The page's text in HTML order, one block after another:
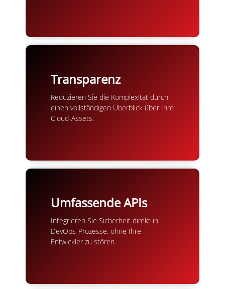
Transparenz
Reduzieren Sie die Komplexität durch
einen vollständigen Überblick über Ihre
Cloud-Assets.
Umfassende APIs
Integrieren Sie Sicherheit direkt in
DevOps-Prozesse, ohne Ihre
Entwickler zu stören.